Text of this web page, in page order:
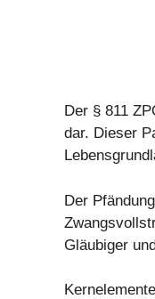
Der § 811
dar. Dieser
Der
Gläubiger